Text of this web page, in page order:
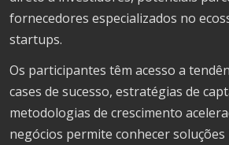
fornecedores especializados no
startups.
Os participantes têm acesso a
cases de sucesso, estratégias de
metodologias de crescimento
negócios permite conhecer